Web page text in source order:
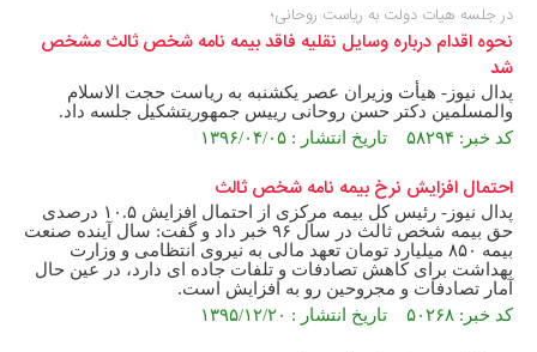
در جلسه هیات دولت به ریاست روحانی؛
نحوه اقدام درباره وسایل نقلیه فاقد بیمه نامه شخص ثالث مشخص
شد
پدال نیوز- هیأت وزیران عصر یکشنبه به ریاست حجت‌ الاسلام
والمسلمین دکتر حسن روحانی رییس‌ جمهوریتشکیل جلسه داد.
کد خبر: ۵۸۲۹۴ تاریخ انتشار : ۱۳۹۶/۰۴/۰۵
احتمال افزایش نرخ بیمه نامه شخص ثالث
پدال نیوز- رئیس کل بیمه مرکزی از احتمال افزایش ۱۰.۵ درصدی
حق بیمه شخص ثالث در سال ۹۶ خبر داد و گفت: سال آینده صنعت
بیمه ۸۵۰ میلیارد تومان تعهد مالی به نیروی انتظامی و وزارت
بهداشت برای کاهش تصادفات و تلفات جاده ای دارد، در عین حال
آمار تصادفات و مجروحین رو به افزایش است.
کد خبر: ۵۰۲۶۸ تاریخ انتشار : ۱۳۹۵/۱۲/۲۰